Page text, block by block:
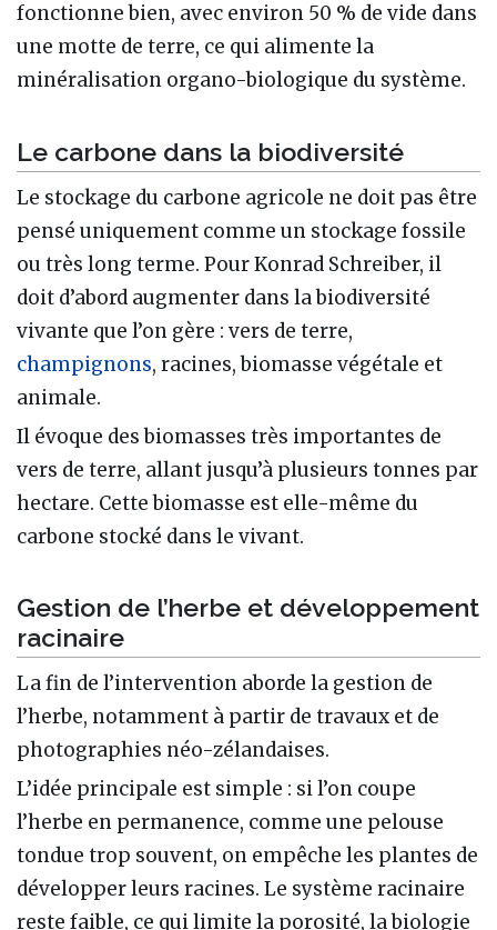
fonctionne bien, avec environ 50 % de vide dans
une motte de terre, ce qui alimente la
minéralisation organo-biologique du système.
Le carbone dans la biodiversité
Le stockage du carbone agricole ne doit pas être
pensé uniquement comme un stockage fossile
ou très long terme. Pour Konrad Schreiber, il
doit d’abord augmenter dans la biodiversité
vivante que l’on gère : vers de terre,
champignons, racines, biomasse végétale et
animale.
Il évoque des biomasses très importantes de
vers de terre, allant jusqu’à plusieurs tonnes par
hectare. Cette biomasse est elle-même du
carbone stocké dans le vivant.
Gestion de l’herbe et développement
racinaire
La fin de l’intervention aborde la gestion de
l’herbe, notamment à partir de travaux et de
photographies néo-zélandaises.
L’idée principale est simple : si l’on coupe
l’herbe en permanence, comme une pelouse
tondue trop souvent, on empêche les plantes de
développer leurs racines. Le système racinaire
reste faible, ce qui limite la porosité, la biologie